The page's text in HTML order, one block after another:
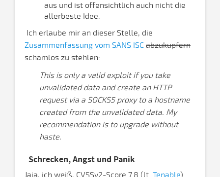
aus und ist offensichtlich auch nicht die
allerbeste Idee.
Ich erlaube mir an dieser Stelle, die
Zusammenfassung vom SANS ISC abzukupfern
schamlos zu stehlen:
This is only a valid exploit if you take
unvalidated data and create an HTTP
request via a SOCKS5 proxy to a hostname
created from the unvalidated data. My
recommendation is to upgrade without
haste.
Schrecken, Angst und Panik
Jaja, ich weiß, CVSSv2-Score 7.8 (lt. Tenable).